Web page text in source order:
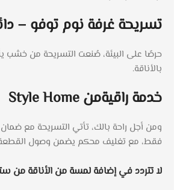
تسريحة غرفة نوم توفو –
حرصًا على البيئة، صُنعت التسريحة من خشب
بالأناقة.
خدمة راقيةمن Style Home
فقط، مع تغليف محكم يضمن وصول القطعة
لا تتردد في إضافة لمسة من الأناقة من